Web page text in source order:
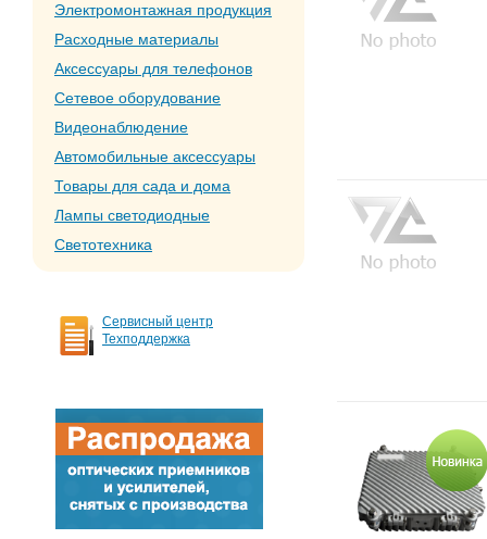
Электромонтажная продукция
Расходные материалы
Аксессуары для телефонов
Сетевое оборудование
Видеонаблюдение
Автомобильные аксессуары
Товары для сада и дома
Лампы светодиодные
Светотехника
Сервисный центр
Техподдержка